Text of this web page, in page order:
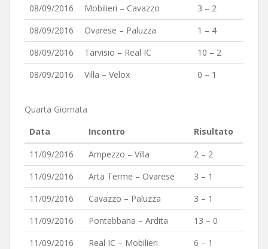
08/09/2016
Mobilieri – Cavazzo
3 – 2
08/09/2016
Ovarese – Paluzza
1 – 4
08/09/2016
Tarvisio – Real IC
10 – 2
08/09/2016
Villa – Velox 0 – 1
Quarta Giornata
Data
Incontro
Risultato
11/09/2016
Ampezzo – Villa
2 – 2
11/09/2016
Arta Terme – Ovarese
3 – 1
11/09/2016
Cavazzo – Paluzza
3 – 1
11/09/2016
Pontebbana – Ardita
13 – 0
11/09/2016
Real IC – Mobilieri
6 – 1